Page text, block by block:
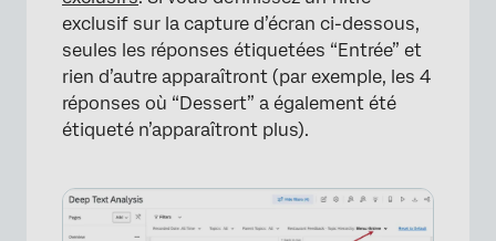
×
exclusif sur la capture d’écran ci-dessous,
seules les réponses étiquetées “Entrée” et
rien d’autre apparaîtront (par exemple, les 4
réponses où “Dessert” a également été
étiqueté n’apparaîtront plus).